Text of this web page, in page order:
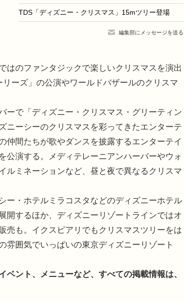
TDS「ディズニー・クリスマス」15mツリー登場
編集部にメッセージを送る
はのファンタジックで楽しいクリスマスを演出
ーズ」の公演やワールドバザールのクリスマ
ーで「ディズニー・クリスマス・グリーティン
ニーシーのクリスマスを彩ってきたエンターテ
仲間たちが歌やダンスを披露するエンターテイ
公演する。メディテレーニアンハーバーやウォ
ルミネーションなど、昼と夜で異なるクリスマ
ー・ホテルミラコスタなどのディズニーホテル
開するほか、ディズニーリゾートラインではオ
売も。イクスピアリでもクリスマスツリーをは
雰囲気でいっぱいの東京ディズニーリゾート
ント、メニューなど、すべての掲載情報は、